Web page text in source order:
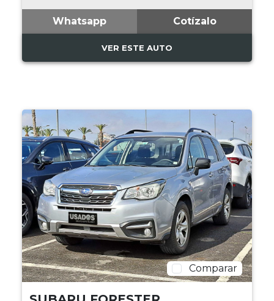
Whatsapp Cotízalo
VER ESTE AUTO
Comparar